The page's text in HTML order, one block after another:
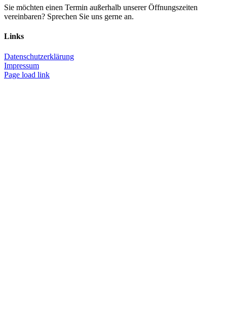
Sie möchten einen Termin außerhalb unserer Öffnungszeiten
vereinbaren? Sprechen Sie uns gerne an.
Links
Datenschutzerklärung
Impressum
Page load link